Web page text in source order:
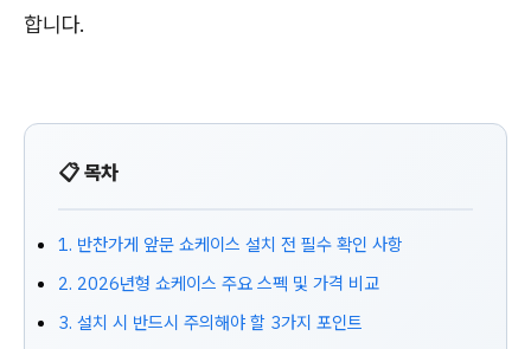
합니다.
📋 목차
1. 반찬가게 앞문 쇼케이스 설치 전 필수 확인 사항
2. 2026년형 쇼케이스 주요 스펙 및 가격 비교
3. 설치 시 반드시 주의해야 할 3가지 포인트